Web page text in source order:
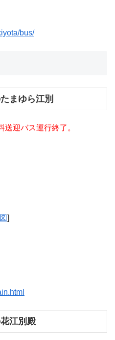
bus/
まゆら江別
迎バス運行終了。
]
江別殿